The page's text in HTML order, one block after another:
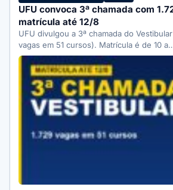
UFU convoca 3ª chamada com
matrícula até 12/8
UFU divulgou a 3ª chamada do
vagas em 51 cursos). Matrícula é de 10